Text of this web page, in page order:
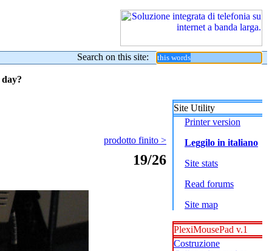
Search on this site:
prodotto finito >
19/26
Site Utility
Printer version
Leggilo in italiano
Site stats
Read forums
Site map
PlexiMousePad v.1
Costruzione